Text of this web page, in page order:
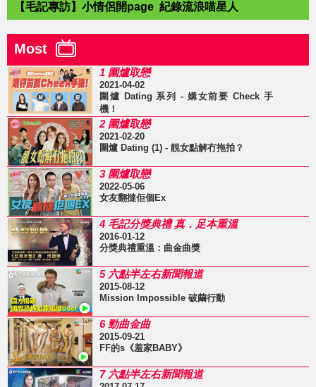
【毛記專訪】小情侶開page 紀錄流浪喵星人
Most
1 圍爐取戀
2021-04-02
圍爐 Dating 系列 - 媾女前要 Check 手
機！
2 圍爐取戀
2021-02-20
圍爐 Dating (1) - 靚女點解冇拖拍？
3 圍爐取戀
2022-05-06
女友翻撻佢個Ex
4 毛記分獎典禮 真．足本重溫
2016-01-12
分獎典禮重溫：曲金曲獎
5 六點半左右新聞報道
2015-08-12
Mission Impossible 破繭行動
6 勁曲金曲
2015-09-21
FF的s《羞家BABY》
7 六點半左右新聞報道